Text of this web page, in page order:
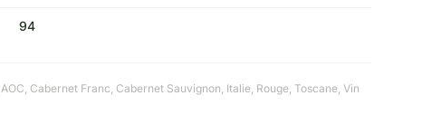
94
AOC, Cabernet Franc, Cabernet Sauvignon, Italie, Rouge, Toscane, Vin